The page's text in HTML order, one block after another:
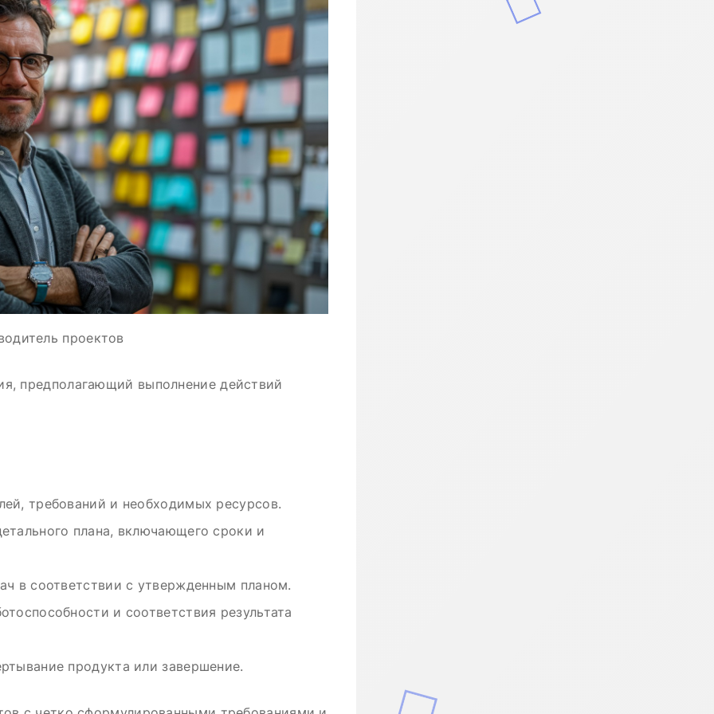
проектов
предполагающий выполнение действий
требований и необходимых ресурсов.
плана, включающего сроки и
в соответствии с утвержденным планом.
и соответствия результата
продукта или завершение.